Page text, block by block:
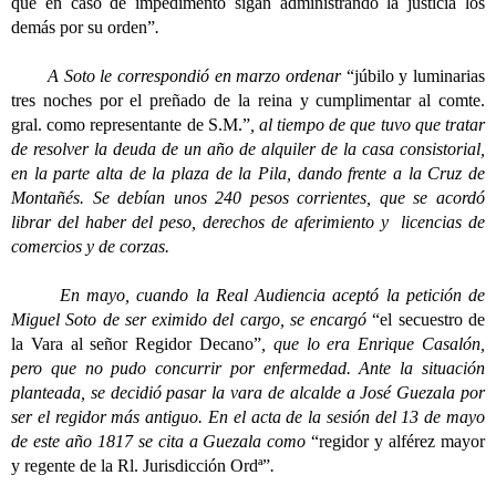
demás por su orden”.
A Soto le correspondió en marzo ordenar “júbilo y luminarias
tres noches por el preñado de la reina y cumplimentar al comte.
gral. como representante de S.M.”, al tiempo de que tuvo que tratar
de resolver la deuda de un año de alquiler de la casa consistorial,
en la parte alta de la plaza de la Pila, dando frente a la Cruz de
Montañés. Se debían unos 240 pesos corrientes, que se acordó
librar del haber del peso, derechos de aferimiento y licencias de
comercios y de corzas.
En mayo, cuando la Real Audiencia aceptó la petición de
Miguel Soto de ser eximido del cargo, se encargó“el secuestro de
la Vara al señor Regidor Decano” , que lo era Enrique Casalón,
pero que no pudo concurrir por enfermedad. Ante la situación
planteada, se decidió pasar la vara de alcalde a José Guezala por
ser el regidor más antiguo. En el acta de la sesión del 13 de mayo
de este año 1817 se cita a Guezala como“regidor y alférez mayor
y regente de la Rl. Jurisdicción Ordª”.